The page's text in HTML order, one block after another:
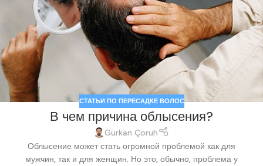
СТАТЬИ ПО ПЕРЕСАДКЕ ВОЛОС
В чем причина облысения?
Gürkan Çoruh
Облысение может стать огромной проблемой как для
мужчин, так и для женщин. Но это, обычно, проблема у